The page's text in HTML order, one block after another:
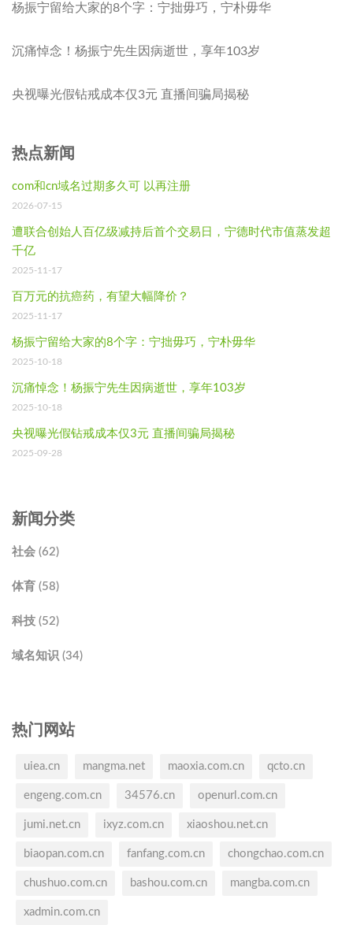
杨振宁留给大家的8个字：宁拙毋巧，宁朴毋华
沉痛悼念！杨振宁先生因病逝世，享年103岁
央视曝光假钻戒成本仅3元 直播间骗局揭秘
热点新闻
com和cn域名过期多久可 以再注册
2026-07-15
遭联合创始人百亿级减持后首个交易日，宁德时代市值蒸发超
千亿
2025-11-17
百万元的抗癌药，有望大幅降价？
2025-11-17
杨振宁留给大家的8个字：宁拙毋巧，宁朴毋华
2025-10-18
沉痛悼念！杨振宁先生因病逝世，享年103岁
2025-10-18
央视曝光假钻戒成本仅3元 直播间骗局揭秘
2025-09-28
新闻分类
社会 (62)
体育 (58)
科技 (52)
域名知识 (34)
热门网站
uiea.cn mangma.net maoxia.com.cn qcto.cn
engeng.com.cn 34576.cn openurl.com.cn
jumi.net.cn ixyz.com.cn xiaoshou.net.cn
biaopan.com.cn fanfang.com.cn chongchao.com.cn
chushuo.com.cn bashou.com.cn mangba.com.cn
xadmin.com.cn